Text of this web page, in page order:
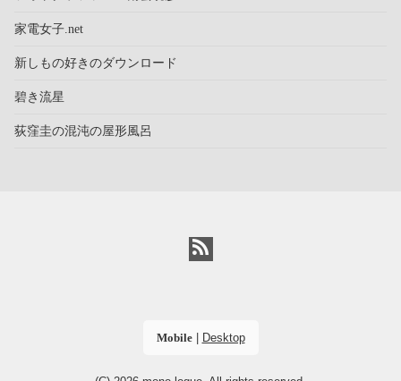
家電女子.net
新しもの好きのダウンロード
碧き流星
荻窪圭の混沌の屋形風呂
Mobile| Desktop